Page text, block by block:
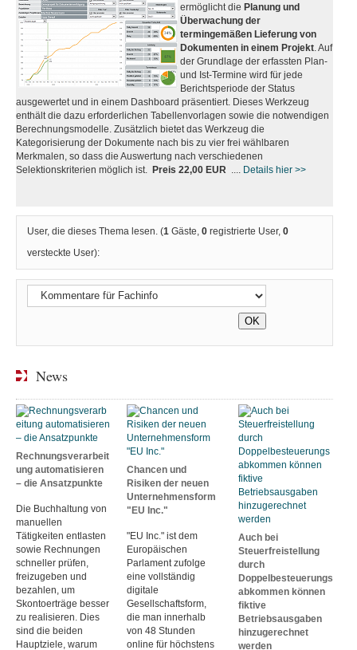
ermöglicht die Planung und
Überwachung der
termingemäßen Lieferung von
Dokumenten in einem Projekt . Auf
der Grundlage der erfassten Plan-
und Ist-Termine wird für jede
Berichtsperiode der Status
ausgewertet und in einem Dashboard präsentiert. Dieses Werkzeug
enthält die dazu erforderlichen Tabellenvorlagen sowie die notwendigen
Berechnungsmodelle. Zusätzlich bietet das Werkzeug die
Kategorisierung der Dokumente nach bis zu vier frei wählbaren
Merkmalen, so dass die Auswertung nach verschiedenen
Selektionskriterien möglich ist. Preis 22,00 EUR Details hier >>
User, die dieses Thema lesen. (1 Gäste,0 registrierte User,0
versteckte User):
News
Rechnungsverarbeit
ung automatisieren
– die Ansatzpunkte
Die Buchhaltung von
manuellen
Tätigkeiten entlasten
sowie Rechnungen
schneller prüfen,
freizugeben und
bezahlen, um
Skontoerträge besser
zu realisieren. Dies
sind die beiden
Hauptziele, warum
Chancen und
Risiken der neuen
Unternehmensform
"EU Inc."
"EU Inc." ist dem
Europäischen
Parlament zufolge
eine vollständig
digitale
Gesellschaftsform,
die man innerhalb
von 48 Stunden
online für höchstens
Auch bei
Steuerfreistellung
durch
Doppelbesteuerungs
abkommen können
fiktive
Betriebsausgaben
hinzugerechnet
werden